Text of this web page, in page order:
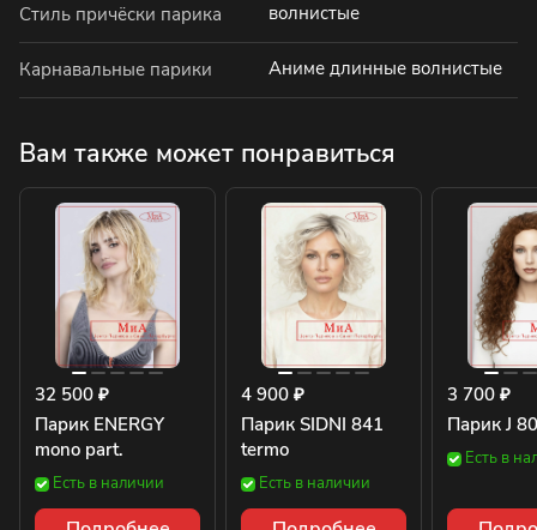
Стиль причёски парика волнистые
Карнавальные парики Аниме длинные волнистые
Вам также может понравиться
32 500 ₽
Парик ENERGY
mono part.
Есть в наличии
4 900 ₽
Парик SIDNI 841
termo
Есть в наличии
3 700 ₽
Парик J
Есть в